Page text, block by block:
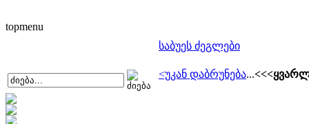
topmenu
საბუეს ძეგლები
<უკან დაბრუნება...